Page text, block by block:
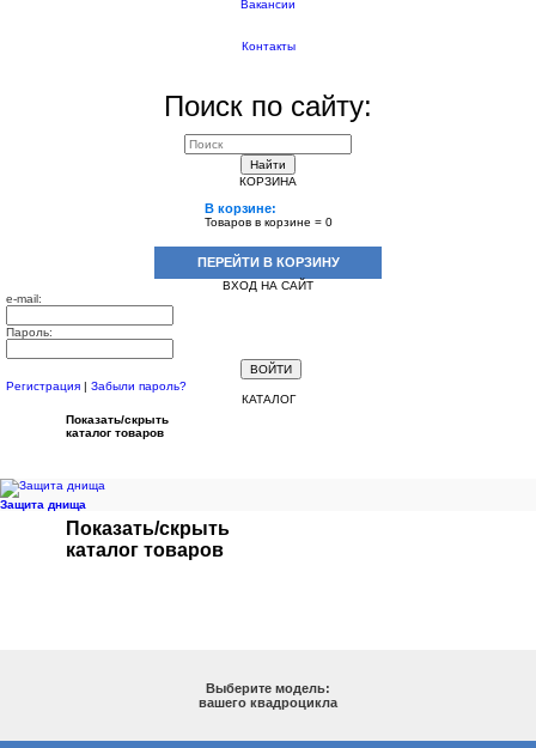
Вакансии
Контакты
Поиск по сайту:
Найти
КОРЗИНА
В корзине:
Товаров в корзине = 0
ПЕРЕЙТИ В КОРЗИНУ
ВХОД НА САЙТ
e-mail:
Пароль:
Регистрация
Забыли пароль?
КАТАЛОГ
Показать/скрыть
каталог товаров
Защита днища
Показать/скрыть
каталог товаров
Выберите модель:
вашего квадроцикла